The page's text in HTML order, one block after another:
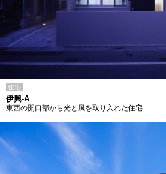
住宅
伊興-A
東西の開口部から光と風を取り入れた住宅